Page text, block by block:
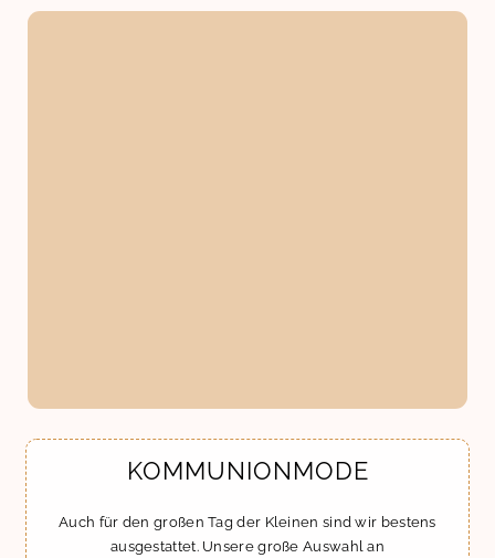
KOMMUNIONMODE
Auch für den großen Tag der Kleinen sind wir bestens
ausgestattet. Unsere große Auswahl an